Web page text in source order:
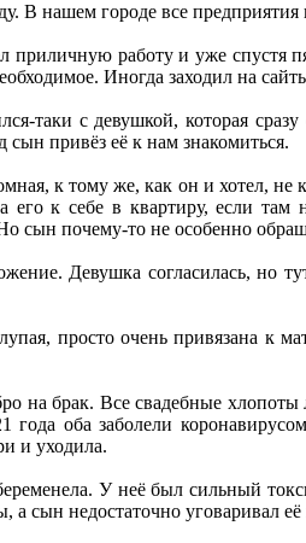
В нашем городе все
приличную работу и уже спустя
Иногда заходил на
таки с девушкой, которая
привёз её к нам знакомиться.
к тому же, как он и хотел, не
его к себе в квартиру, если
сын почему-то не особенно
Девушка согласилась, но
просто очень привязана к
на брак. Все свадебные
года оба заболели
и уходила.
У неё был сильный
а сын недостаточно уговаривал